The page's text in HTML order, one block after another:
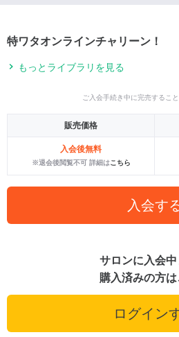
特ワタオンラインチャリーン！
もっとライブラリを見る
ご入会手続き中に完売すること
販売価格
入会後無料
※退会後閲覧不可 詳細はこちら
入会す
サロンに入会中
購入済みの方は
ログイン